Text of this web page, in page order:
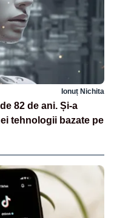
Ionuț Nichita
82 de ani. Și-a
tehnologii bazate pe